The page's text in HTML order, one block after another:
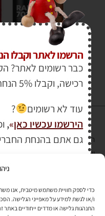
ו/או לגשת למידע על מאפייני הגלישה.
התנהגות גלישה או מדדים ייחודיים
והעומד בתקן אבטחה PCI DSS Level-1
הרשמו לאתר וקבלו
כבר רשומים לאתר?
רכישה, וקבלו 5% הנחה על כל עגלת הקניות.
עוד לא רשומים
?
הירשמו עכשיו כאן»
,
גם אתם בהנחת